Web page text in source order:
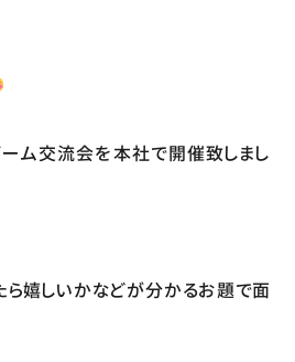
ム交流会を本社で開催致しまし
嬉しいかなどが分かるお題で面